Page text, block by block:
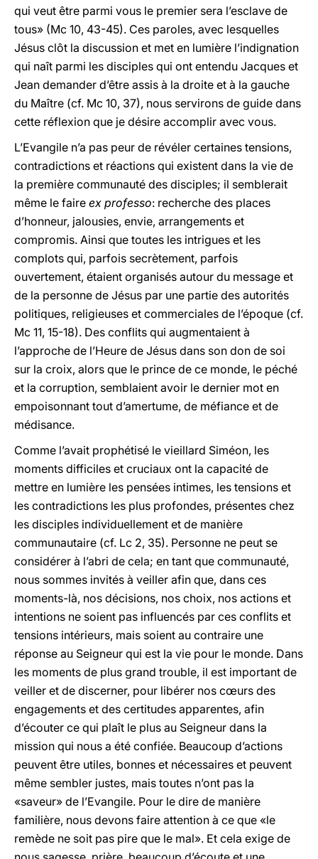
qui veut être parmi vous le premier sera l’esclave de
tous» (Mc 10, 43-45). Ces paroles, avec lesquelles
Jésus clôt la discussion et met en lumière l’indignation
qui naît parmi les disciples qui ont entendu Jacques et
Jean demander d’être assis à la droite et à la gauche
du Maître (cf. Mc 10, 37), nous servirons de guide dans
cette réflexion que je désire accomplir avec vous.
L’Evangile n’a pas peur de révéler certaines tensions,
contradictions et réactions qui existent dans la vie de
la première communauté des disciples; il semblerait
même le faire ex professo: recherche des places
d’honneur, jalousies, envie, arrangements et
compromis. Ainsi que toutes les intrigues et les
complots qui, parfois secrètement, parfois
ouvertement, étaient organisés autour du message et
de la personne de Jésus par une partie des autorités
politiques, religieuses et commerciales de l’époque (cf.
Mc 11, 15-18). Des conflits qui augmentaient à
l’approche de l’Heure de Jésus dans son don de soi
sur la croix, alors que le prince de ce monde, le péché
et la corruption, semblaient avoir le dernier mot en
empoisonnant tout d’amertume, de méfiance et de
médisance.
Comme l’avait prophétisé le vieillard Siméon, les
moments difficiles et cruciaux ont la capacité de
mettre en lumière les pensées intimes, les tensions et
les contradictions les plus profondes, présentes chez
les disciples individuellement et de manière
communautaire (cf. Lc 2, 35). Personne ne peut se
considérer à l’abri de cela; en tant que communauté,
nous sommes invités à veiller afin que, dans ces
moments-là, nos décisions, nos choix, nos actions et
intentions ne soient pas influencés par ces conflits et
tensions intérieurs, mais soient au contraire une
réponse au Seigneur qui est la vie pour le monde. Dans
les moments de plus grand trouble, il est important de
veiller et de discerner, pour libérer nos cœurs des
engagements et des certitudes apparentes, afin
d’écouter ce qui plaît le plus au Seigneur dans la
mission qui nous a été confiée. Beaucoup d’actions
peuvent être utiles, bonnes et nécessaires et peuvent
même sembler justes, mais toutes n’ont pas la
«saveur» de l’Evangile. Pour le dire de manière
familière, nous devons faire attention à ce que «le
remède ne soit pas pire que le mal». Et cela exige de